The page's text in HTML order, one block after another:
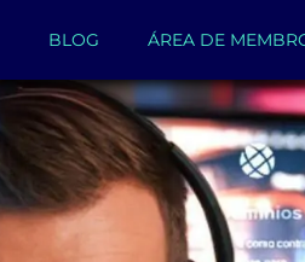
BLOG ÁREA DE